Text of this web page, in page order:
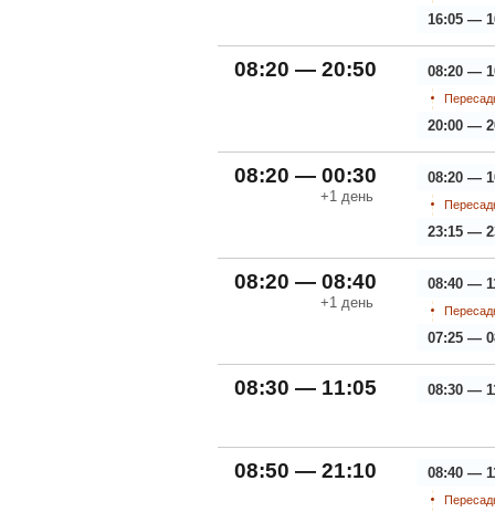
16:05 —
08:20 — 20:50 08:20 —
20:00 —
08:20 — 00:30
+1 день
08:20 —
23:15 —
08:20 — 08:40
+1 день
08:40 —
07:25 —
08:30 — 11:05 08:30 —
08:50 — 21:10 08:40 —